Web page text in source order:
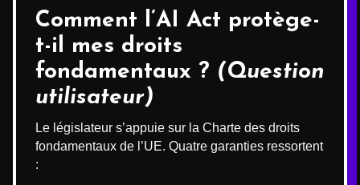
Comment l’AI Act protège-
t-il mes droits
fondamentaux ? (Question
utilisateur)
Le législateur s’appuie sur la Charte des droits
fondamentaux de l’UE. Quatre garanties ressortent
: